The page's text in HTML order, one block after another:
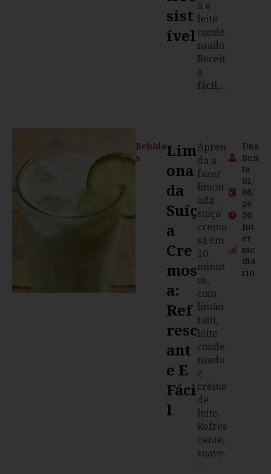
Sist
Ível
ã e
leite
conde
nsado.
Receit
a
fácil,...
Bebida
s
Lim
Ona
Da
Suíç
A
Cre
Mos
A:
Ref
Resc
Ant
E E
Fáci
L
Apren
da a
fazer
limon
ada
suíça
cremo
sa em
10
minut
os,
com
limão
taiti,
leite
conde
nsado
e
creme
de
leite.
Refres
cante,
suave.
..
Dna
Ben
ta
01/
06/
26
20
Int
er
me
diá
rio